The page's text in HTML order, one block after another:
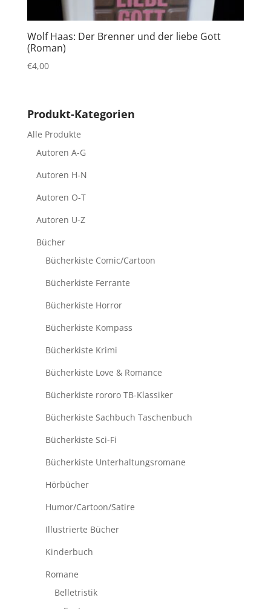
Wolf Haas: Der Brenner und der liebe Gott
(Roman)
€4,00
Produkt-Kategorien
Alle Produkte
Autoren A-G
Autoren H-N
Autoren O-T
Autoren U-Z
Bücher
Bücherkiste Comic/Cartoon
Bücherkiste Ferrante
Bücherkiste Horror
Bücherkiste Kompass
Bücherkiste Krimi
Bücherkiste Love & Romance
Bücherkiste rororo TB-Klassiker
Bücherkiste Sachbuch Taschenbuch
Bücherkiste Sci-Fi
Bücherkiste Unterhaltungsromane
Hörbücher
Humor/Cartoon/Satire
Illustrierte Bücher
Kinderbuch
Romane
Belletristik